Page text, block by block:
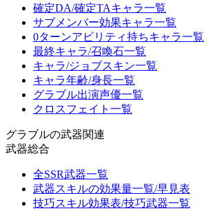
確定DA/確定TAキャラ一覧
サブメンバー効果キャラ一覧
0ターンアビリティ持ちキャラ一覧
最終キャラ/召喚石一覧
キャラ/ジョブスキン一覧
キャラ年齢/身長一覧
グラブル出演声優一覧
クロスフェイト一覧
グラブルの武器関連
武器総合
全SSR武器一覧
武器スキルの効果量一覧/早見表
技巧スキル効果表/技巧武器一覧